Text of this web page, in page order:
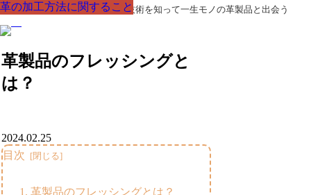
革製品の部品の呼び名・素材・技術を知って一生モノの革製品と出会う
革製品のフレッシングと
は？
革の加工方法に関すること
2024.02.25
目次
革製品のフレッシングとは？
革の加工方法に関すること
革の加工方法に関すること
革の加工方法に関すること
革の加工方法に関すること
革の加工方法に関すること
革の加工方法に関すること